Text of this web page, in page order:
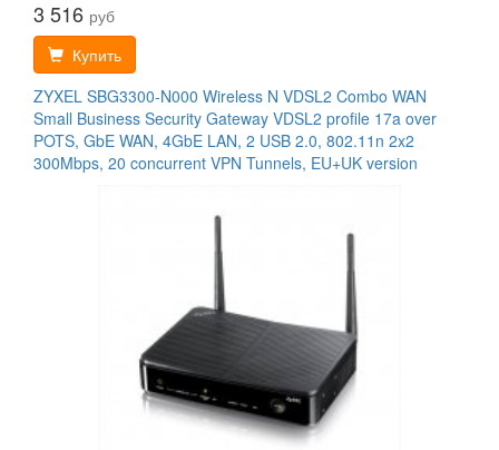
3 516 руб
Купить
ZYXEL SBG3300-N000 Wireless N VDSL2 Combo WAN
Small Business Security Gateway VDSL2 profile 17a over
POTS, GbE WAN, 4GbE LAN, 2 USB 2.0, 802.11n 2x2
300Mbps, 20 concurrent VPN Tunnels, EU+UK version